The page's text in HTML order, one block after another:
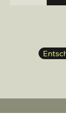
Air Path